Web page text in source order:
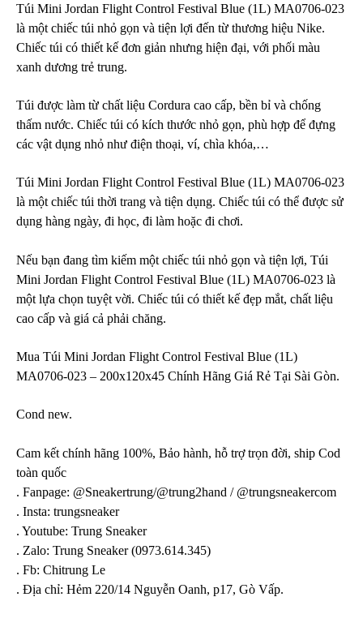
Túi Mini Jordan Flight Control Festival Blue (1L) MA0706-023
là một chiếc túi nhỏ gọn và tiện lợi đến từ thương hiệu Nike.
Chiếc túi có thiết kế đơn giản nhưng hiện đại, với phối màu
xanh dương trẻ trung.
Túi được làm từ chất liệu Cordura cao cấp, bền bỉ và chống
thấm nước. Chiếc túi có kích thước nhỏ gọn, phù hợp để đựng
các vật dụng nhỏ như điện thoại, ví, chìa khóa,…
Túi Mini Jordan Flight Control Festival Blue (1L) MA0706-023
là một chiếc túi thời trang và tiện dụng. Chiếc túi có thể được sử
dụng hàng ngày, đi học, đi làm hoặc đi chơi.
Nếu bạn đang tìm kiếm một chiếc túi nhỏ gọn và tiện lợi, Túi
Mini Jordan Flight Control Festival Blue (1L) MA0706-023 là
một lựa chọn tuyệt vời. Chiếc túi có thiết kế đẹp mắt, chất liệu
cao cấp và giá cả phải chăng.
Mua Túi Mini Jordan Flight Control Festival Blue (1L)
MA0706-023 – 200x120x45 Chính Hãng Giá Rẻ Tại Sài Gòn.
Cond new.
Cam kết chính hãng 100%, Bảo hành, hỗ trợ trọn đời, ship Cod
toàn quốc
. Fanpage: @Sneakertrung/@trung2hand / @trungsneakercom
. Insta: trungsneaker
. Youtube: Trung Sneaker
. Zalo: Trung Sneaker (0973.614.345)
. Fb: Chitrung Le
. Địa chỉ: Hẻm 220/14 Nguyễn Oanh, p17, Gò Vấp.